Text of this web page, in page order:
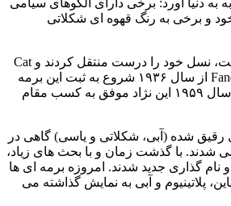
به دنیا آورد: برخی دارای الگوهای سیامی
و برخی به رنگ قهوه‌ ای شکلاتی
گربه‌ های قهوه‌ ای یکدست، نسل خود را درست منتقل کردند و Cat
Fanciers’ Association (CFA) از سال ۱۹۳۶ شروع به ثبت این برمه‌
ای‌ های اولیه کرد، اما تا سال ۱۹۵۹ این نژاد موفق به کسب مقام
شده (آبی، شکلاتی و یاسی) گاهی در
شدند. با گذشت زمان و با بحث‌ های زیاد،
نام‌ گذاری جدید شدند. امروزه برمه‌ ای‌ ها
پلاتینیوم و آبی به نمایش گذاشته می‌